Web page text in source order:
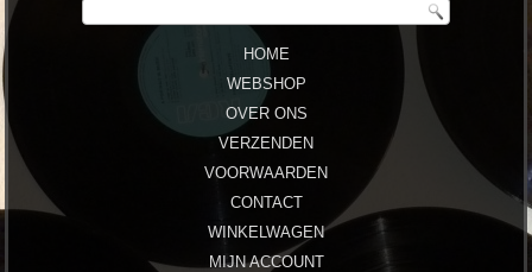
HOME
WEBSHOP
OVER ONS
VERZENDEN
VOORWAARDEN
CONTACT
WINKELWAGEN
MIJN ACCOUNT